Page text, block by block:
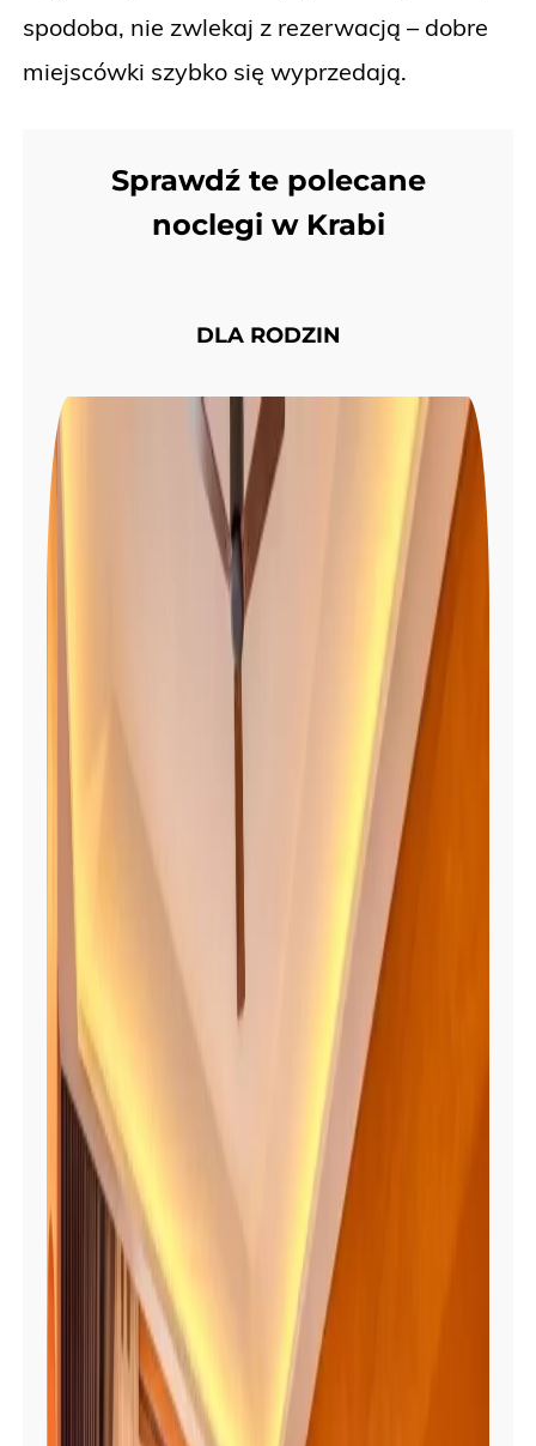
spodoba, nie zwlekaj z rezerwacją – dobre
miejscówki szybko się wyprzedają.
Sprawdź te polecane
noclegi w Krabi
DLA RODZIN